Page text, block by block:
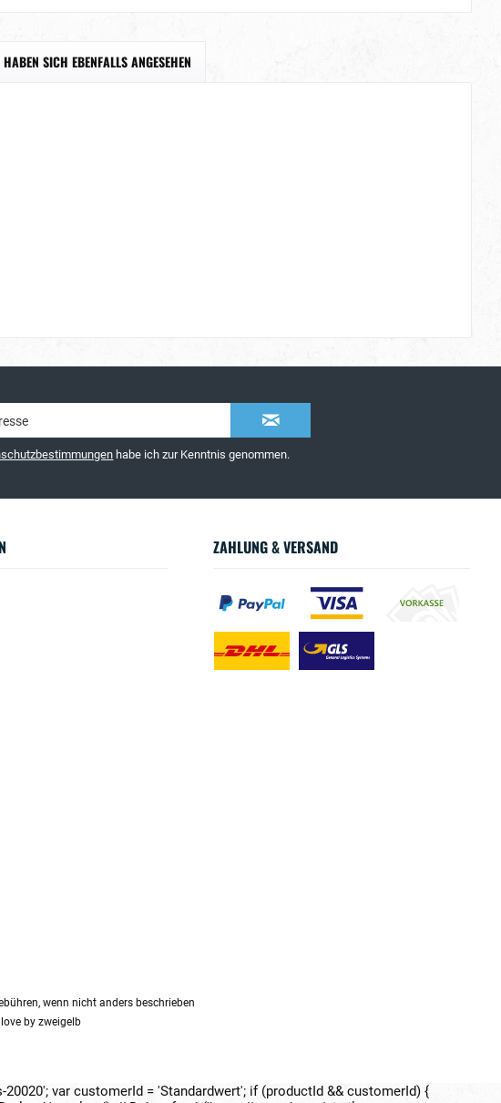
SICH EBENFALLS ANGESEHEN
habe ich zur Kenntnis genommen.
ZAHLUNG & VERSAND
wenn nicht anders beschrieben
by zweigelb
var customerId = 'Standardwert'; if (productId && customerId) {